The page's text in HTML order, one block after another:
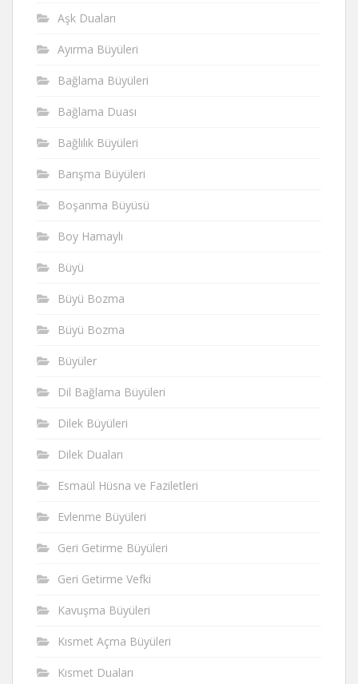
Aşk Duaları
Ayırma Büyüleri
Bağlama Büyüleri
Bağlama Duası
Bağlılık Büyüleri
Barışma Büyüleri
Boşanma Büyüsü
Boy Hamaylı
Büyü
Büyü Bozma
Büyü Bozma
Büyüler
Dil Bağlama Büyüleri
Dilek Büyüleri
Dilek Duaları
Esmaül Hüsna ve Faziletleri
Evlenme Büyüleri
Geri Getirme Büyüleri
Geri Getirme Vefki
Kavuşma Büyüleri
Kısmet Açma Büyüleri
Kısmet Duaları